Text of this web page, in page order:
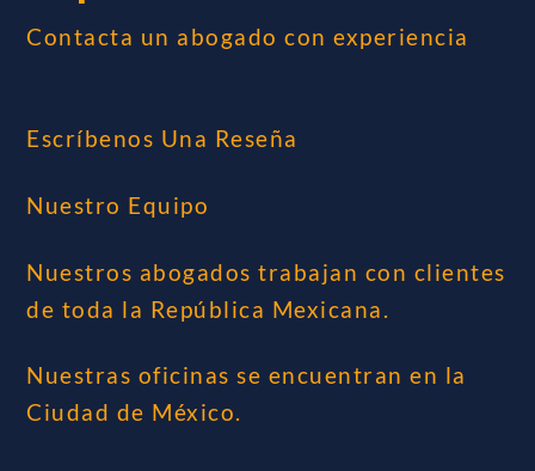
Contacta un abogado con experiencia
Escríbenos Una Reseña
Nuestro Equipo
Nuestros abogados trabajan con clientes
de toda la República Mexicana.
Nuestras oficinas se encuentran en la
Ciudad de México.